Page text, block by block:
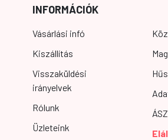
INFORMÁCIÓK
Vásárlási infó
Kiszállítás
Visszaküldési
irányelvek
Rólunk
Üzleteink